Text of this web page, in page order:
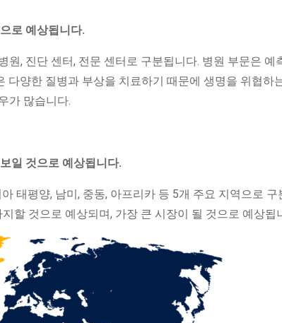
로 예상됩니다.
, 진단 센터, 전문 센터로 구분됩니다. 병원 부문은 예
다양한 질병과 부상을 치료하기 때문에 생명을 위협하
가 많습니다.
일 것으로 예상됩니다.
태평양, 남미, 중동, 아프리카 등 5개 주요 지역으로 구
할 것으로 예상되며, 가장 큰 시장이 될 것으로 예상됩